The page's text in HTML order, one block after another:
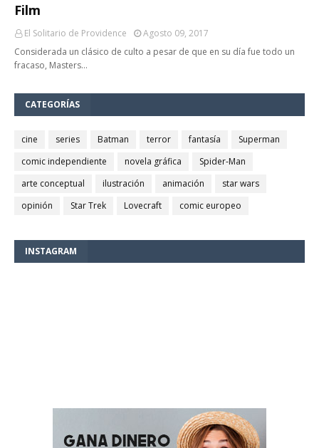
Film
El Solitario de Providence
Agosto 09, 2017
Considerada un clásico de culto a pesar de que en su día fue todo un
fracaso, Masters…
CATEGORÍAS
cine series Batman terror fantasía
Superman
comic independiente
novela gráfica
Spider-Man
arte conceptual
ilustración animación
star wars
opinión
Star Trek Lovecraft comic europeo
INSTAGRAM